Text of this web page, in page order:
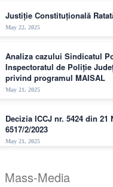
Justiție Constituțională
May 22, 2025
Analiza cazului Sindicatul
Inspectoratul de Poliție
privind programul MAISAL
May 21, 2025
Decizia ICCJ nr. 5424 din
6517/2/2023
May 21, 2025
Mass-Media